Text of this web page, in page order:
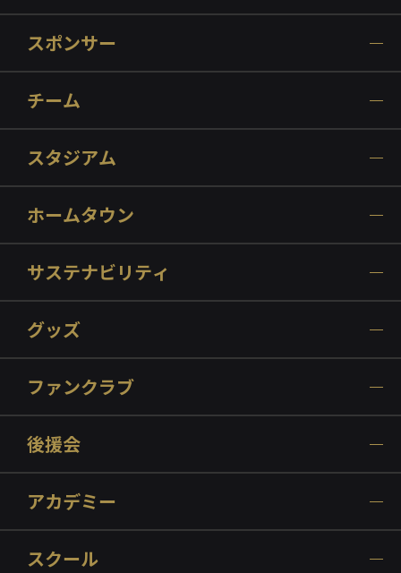
スポンサー
チーム
スタジアム
ホームタウン
サステナビリティ
グッズ
ファンクラブ
後援会
アカデミー
スクール